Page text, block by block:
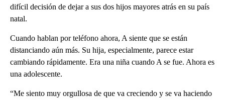
difícil decisión de dejar a sus dos hijos mayores atrás en su país
natal.
Cuando hablan por teléfono ahora, A siente que se están
distanciando aún más. Su hija, especialmente, parece estar
cambiando rápidamente. Era una niña cuando A se fue. Ahora es
una adolescente.
“Me siento muy orgullosa de que va creciendo y se va haciendo